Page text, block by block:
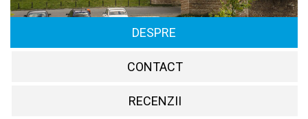
DESPRE
CONTACT
RECENZII